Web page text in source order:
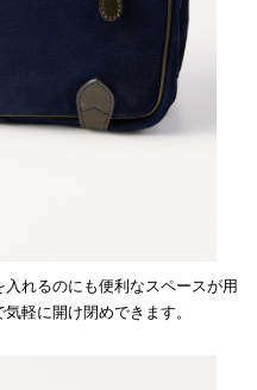
れるのにも便利なスペースが用
軽に開け閉めできます。